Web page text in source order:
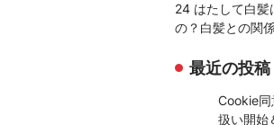
24 はたして白髪
の？白髪との関
最近の投稿
Cookie同
扱い開始